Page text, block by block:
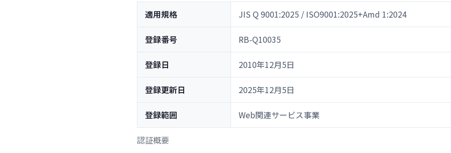
認証概要
適用規格 JIS Q 9001:2025 / ISO9001:2025+Amd 1:2024
登録番号 RB-Q10035
登録日 2010年12月5日
登録更新日 2025年12月5日
登録範囲 Web関連サービス事業